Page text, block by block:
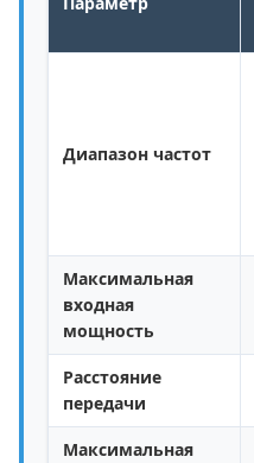
Диапазон частот
Максимальная
входная
мощность
Расстояние
передачи
Максимальная